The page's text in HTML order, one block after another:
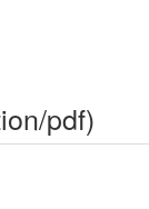
pdf)